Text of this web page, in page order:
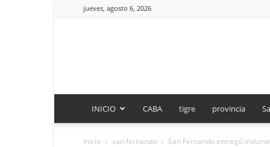
jueves, agosto 6, 2026
INICIO CABA tigre provincia
Inicio san fernando San Fernando entregó